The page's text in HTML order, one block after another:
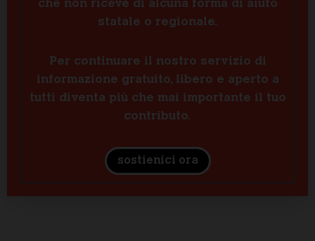
che non riceve di alcuna forma di aiuto
statale o regionale.
Per continuare il nostro servizio di
informazione gratuito, libero e aperto a
tutti diventa più che mai importante il tuo
contributo.
sostienici ora